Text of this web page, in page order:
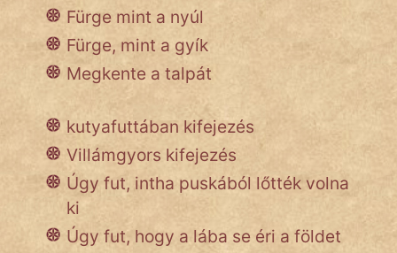
Népszerű szerzőink:
cinege
fantom
Hunor
Jób Gedeon
Láron Ádám
Fürge mint a nyúl
Fürge, mint a gyík
Megkente a talpát
kutyafuttában kifejezés
Villámgyors kifejezés
Úgy fut, intha puskából lőtték volna
ki
Úgy fut, hogy a lába se éri a földet